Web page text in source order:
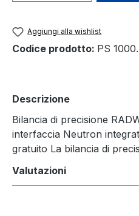
Aggiungi alla wishlist
Codice prodotto: PS
Descrizione
Bilancia di precisione
interfaccia Neutron
gratuito La bilancia di
Valutazioni